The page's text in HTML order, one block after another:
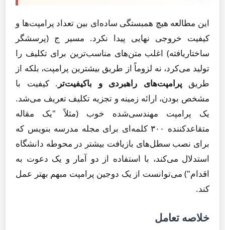
این مطالعه هیچ همبستگی ساده‌ای بین تعداد پرامپت‌ها و
کیفیت خروجی نهایی پیدا نکرد. مسیر ج (پرسشگر
ساختاریافته) اغلب متن‌های مناسب‌ترین برای تکلیف را
تولید می‌کرد، نه لزوماً از طریق بیشترین پرامپت، بلکه از
طریق پرامپت‌های راهبردی و باکیفیت‌تر . کیفیت با
مشخص بودن، ارائه زمینه و تجزیه تکلیف تعریف می‌شد.
یک پرامپت مهندسی‌شده خوب (مثلاً "یک مقاله
متقاعدکننده ۳۰۰ کلمه‌ای برای مجله مدرسه بنویس که
برای نصب سطل‌های بازیافت بیشتر در محوطه دانشگاه
استدلال می‌کند، با استفاده از دو آمار و یک دعوت به
اقدام") می‌توانست از یک دوجین پرامپت مبهم بهتر عمل
کند.
خلاصه تعامل